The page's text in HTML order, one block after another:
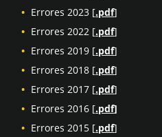
Errores 2023 [.pdf]
Errores 2022 [.pdf]
Errores 2019 [.pdf]
Errores 2018 [.pdf]
Errores 2017 [.pdf]
Errores 2016 [.pdf]
Errores 2015 [.pdf]